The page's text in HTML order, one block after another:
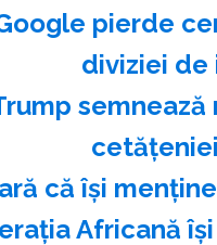
pierde
diviziei
că îşi
Africană